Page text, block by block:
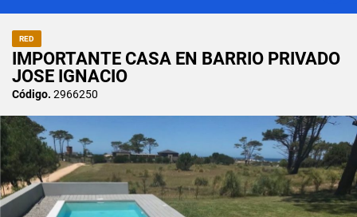
RED
IMPORTANTE CASA EN BARRIO PRIVADO
JOSE IGNACIO
Código. 2966250